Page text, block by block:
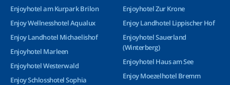
Enjoyhotel am Kurpark Brilon
Enjoy Wellnesshotel Aqualux
Enjoy Landhotel Michaelishof
Enjoyhotel Marleen
Enjoyhotel Westerwald
Enjoy Schlosshotel Sophia
Enjoyhotel Zur Krone
Enjoy Landhotel Lippischer Hof
Enjoyhotel Sauerland
(Winterberg)
Enjoyhotel Haus am See
Enjoy Moezelhotel Bremm